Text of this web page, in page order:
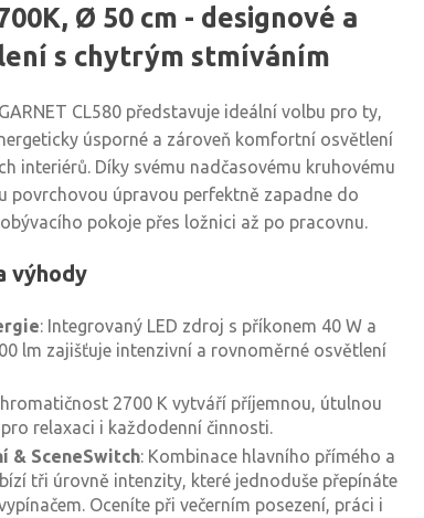
Ø 50 cm - designové a
s chytrým stmíváním
CL580 představuje ideální volbu pro ty,
úsporné a zároveň komfortní osvětlení
interiérů. Díky svému nadčasovému kruhovému
povrchovou úpravou perfektně zapadne do
pokoje přes ložnici až po pracovnu.
výhody
: Integrovaný LED zdroj s příkonem 40 W a
lm zajišťuje intenzivní a rovnoměrné osvětlení
2700 K vytváří příjemnou, útulnou
relaxaci i každodenní činnosti.
& SceneSwitch: Kombinace hlavního přímého a
tři úrovně intenzity, které jednoduše přepínáte
Oceníte při večerním posezení, práci i